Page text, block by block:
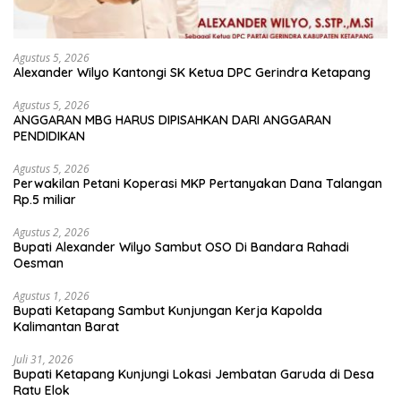
Agustus 5, 2026
Alexander Wilyo Kantongi SK Ketua DPC Gerindra Ketapang
Agustus 5, 2026
ANGGARAN MBG HARUS DIPISAHKAN DARI ANGGARAN
PENDIDIKAN
Agustus 5, 2026
Perwakilan Petani Koperasi MKP Pertanyakan Dana Talangan
Rp.5 miliar
Agustus 2, 2026
Bupati Alexander Wilyo Sambut OSO Di Bandara Rahadi
Oesman
Agustus 1, 2026
Bupati Ketapang Sambut Kunjungan Kerja Kapolda
Kalimantan Barat
Juli 31, 2026
Bupati Ketapang Kunjungi Lokasi Jembatan Garuda di Desa
Ratu Elok